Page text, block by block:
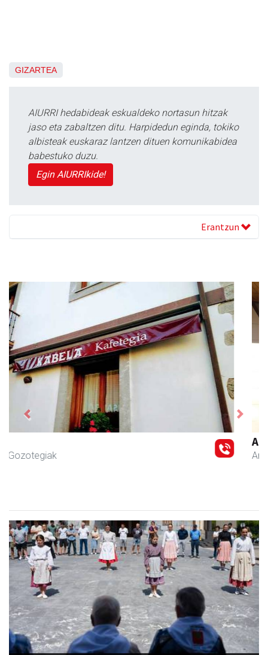
GIZARTEA
AIURRI hedabideak eskualdeko nortasun hitzak
jaso eta zabaltzen ditu. Harpidedun eginda, tokiko
albisteak euskaraz lantzen dituen komunikabidea
babestuko duzu.
Egin AIURRIkide!
Erantzun
Amasa-Villabona
Previous Next